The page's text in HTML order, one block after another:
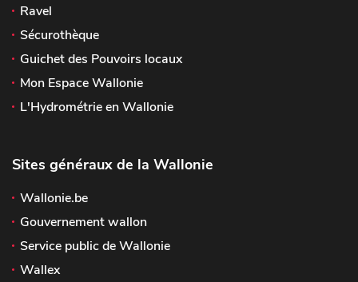
Ravel
Sécurothèque
Guichet des Pouvoirs locaux
Mon Espace Wallonie
L'Hydrométrie en Wallonie
Sites généraux de la Wallonie
Wallonie.be
Gouvernement wallon
Service public de Wallonie
Wallex